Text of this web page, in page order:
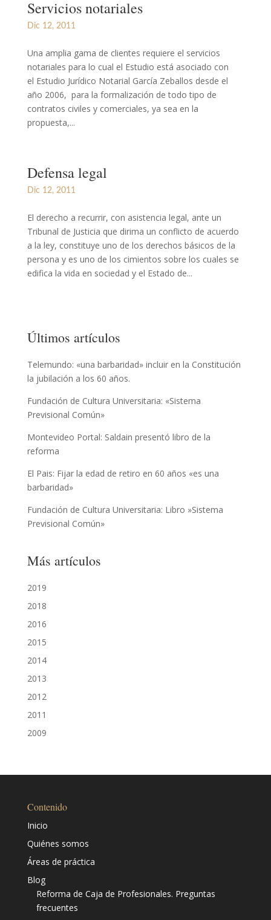
Servicios notariales
Dic 12, 2011
Una amplia gama de clientes requiere el servicios
notariales para lo cual el Estudio está asociado con
el Estudio Jurídico Notarial García Zeballos desde el
año 2006, para la formalización de todo tipo de
contratos civiles y comerciales, ya sea en la
propuesta,...
Defensa legal
Dic 12, 2011
El derecho a recurrir, con asistencia legal, ante un
Tribunal de Justicia que dirima un conflicto de acuerdo
a la ley, constituye uno de los derechos básicos de la
persona y es uno de los cimientos sobre los cuales se
edifica la vida en sociedad y el Estado de...
Últimos artículos
Telemundo: «una barbaridad» incluir en la Constitución
la jubilación a los 60 años.
Fundación de Cultura Universitaria: «Sistema
Previsional Común»
Montevideo Portal: Saldain presentó libro de la
reforma
El Pais: Fijar la edad de retiro en 60 años «es una
barbaridad»
Fundación de Cultura Universitaria: Libro »Sistema
Previsional Común»
Más artículos
2019
2018
2016
2015
2014
2013
2012
2011
2009
Contenido
Inicio
Quiénes somos
Áreas de práctica
Blog
Reforma de Caja de Profesionales. Preguntas
frecuentes